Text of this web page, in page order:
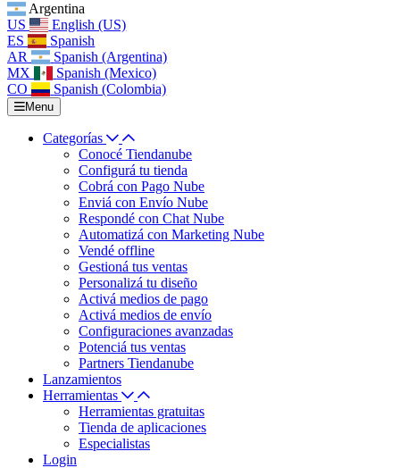
Argentina
US
English (US)
ES
Spanish
AR
Spanish (Argentina)
MX
Spanish (Mexico)
CO
Spanish (Colombia)
Menu
Categorías
Conocé Tiendanube
Configurá tu tienda
Cobrá con Pago Nube
Enviá con Envío Nube
Respondé con Chat Nube
Automatizá con Marketing Nube
Vendé offline
Gestioná tus ventas
Personalizá tu diseño
Activá medios de pago
Activá medios de envío
Configuraciones avanzadas
Potenciá tus ventas
Partners Tiendanube
Lanzamientos
Herramientas
Herramientas gratuitas
Tienda de aplicaciones
Especialistas
Login